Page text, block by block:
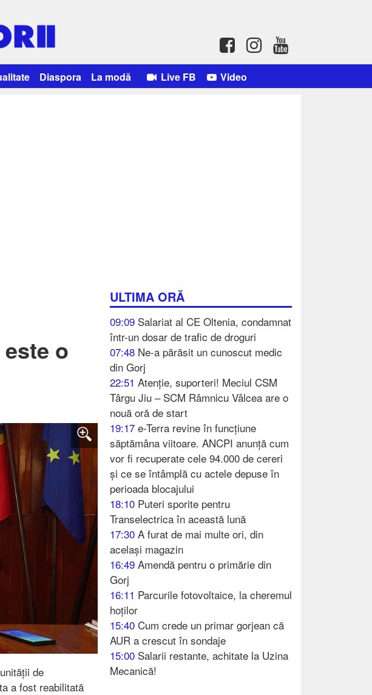
Diaspora La modă Live FB Video
ULTIMA ORĂ
09:09 Salariat al CE Oltenia, condamnat
într-un dosar de trafic de droguri
07:48 Ne-a părăsit un cunoscut medic
din Gorj
22:51 Atenție, suporteri! Meciul CSM
Târgu Jiu – SCM Râmnicu Vâlcea are o
nouă oră de start
19:17 e-Terra revine în funcțiune
săptămâna viitoare. ANCPI anunță cum
vor fi recuperate cele 94.000 de cereri
și ce se întâmplă cu actele depuse în
perioada blocajului
18:10 Puteri sporite pentru
Transelectrica în această lună
17:30 A furat de mai multe ori, din
același magazin
16:49 Amendă pentru o primărie din
Gorj
16:11 Parcurile fotovoltaice, la cheremul
hoților
15:40 Cum crede un primar gorjean că
AUR a crescut în sondaje
15:00 Salarii restante, achitate la Uzina
Mecanică!
o
de
a fost reabilitată